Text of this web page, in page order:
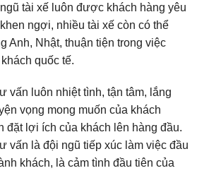
tài xế luôn được khách hàng yêu
ngợi, nhiều tài xế còn có thể
Anh, Nhật, thuận tiện trong việc
quốc tế.
vấn luôn nhiệt tình, tận tâm, lắng
vọng mong muốn của khách
đặt lợi ích của khách lên hàng đầu.
vấn là đội ngũ tiếp xúc làm việc đầu
khách, là cảm tình đầu tiên của